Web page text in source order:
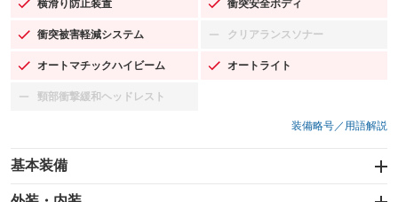
横滑り防止装置
：装備あり 衝突安全ボディ
：装備あり
衝突被害軽減システム
：装備あり クリアランスソナー
：装備なし
オートマチックハイビーム
：装備あり オートライト
：装備あり
頸部衝撃緩和ヘッドレスト
：装備なし
装備略号／用語解説
基本装備
エアバッグ：運転席/助手席/サイド